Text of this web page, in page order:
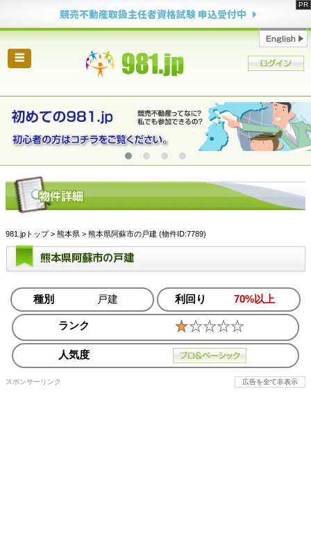
競売不動産取扱主任者資格試験 申込受付中
☰
981.jpトップ> 熊本県 > 熊本県阿蘇市の戸建 (物件ID:7789)
熊本県阿蘇市の戸建
種別 戸建 利回り 70%以上
ランク
人気度
スポンサーリンク 広告を全て非表示